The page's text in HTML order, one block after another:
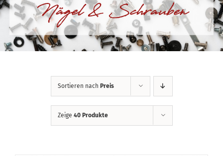
Nägel & Schrauben
Sortieren nach Preis
Zeige 40 Produkte